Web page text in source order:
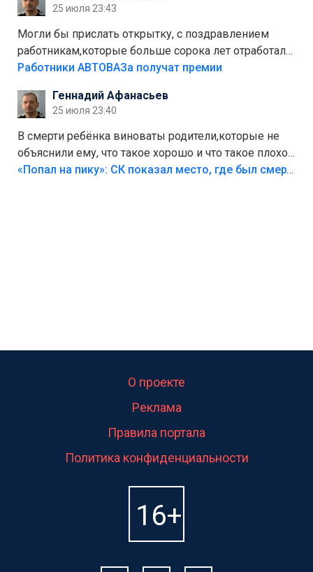
25 июля 23:43
Могли бы прислать открытку, с поздравлением
работникам,которые больше сорока лет отработали
на предприятии.
Работники АВТОВАЗа получат премии
Геннадий Афанасьев
25 июля 23:40
В смерти ребёнка виноваты родители,которые не
объяснили ему, что такое хорошо и что такое плохо!
Лезть через такой забор,верх безумия,есть же
«Попал на пику»: СК показал место, где был смертельно травмирован ребенок в Тольятти
О проекте
Реклама
Правила портала
Политика конфиденциальности